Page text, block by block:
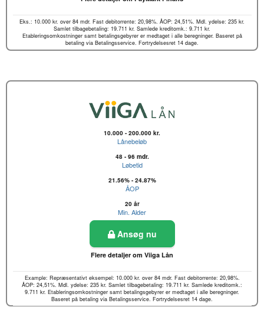
Eks.: 10.000 kr. over 84 mdr. Fast debitorrente: 20,98%. ÅOP: 24,51%. Mdl. ydelse: 235 kr.
Samlet tilbagebetaling: 19.711 kr. Samlede kreditomk.: 9.711 kr.
Etableringsomkostninger samt betalingsgebyrer er medtaget i alle beregninger. Baseret på
betaling via Betalingsservice. Fortrydelsesret 14 dage.
10.000 - 200.000 kr.
Lånebeløb
48 - 96 mdr.
Løbetid
21.56% - 24.87%
ÅOP
20 år
Min. Alder
Ansøg nu
Flere detaljer om Viiga Lån
Example: Repræsentativt eksempel: 10.000 kr. over 84 mdr. Fast debitorrente: 20,98%.
ÅOP: 24,51%. Mdl. ydelse: 235 kr. Samlet tilbagebetaling: 19.711 kr. Samlede kreditomk.:
9.711 kr. Etableringsomkostninger samt betalingsgebyrer er medtaget i alle beregninger.
Baseret på betaling via Betalingsservice. Fortrydelsesret 14 dage.